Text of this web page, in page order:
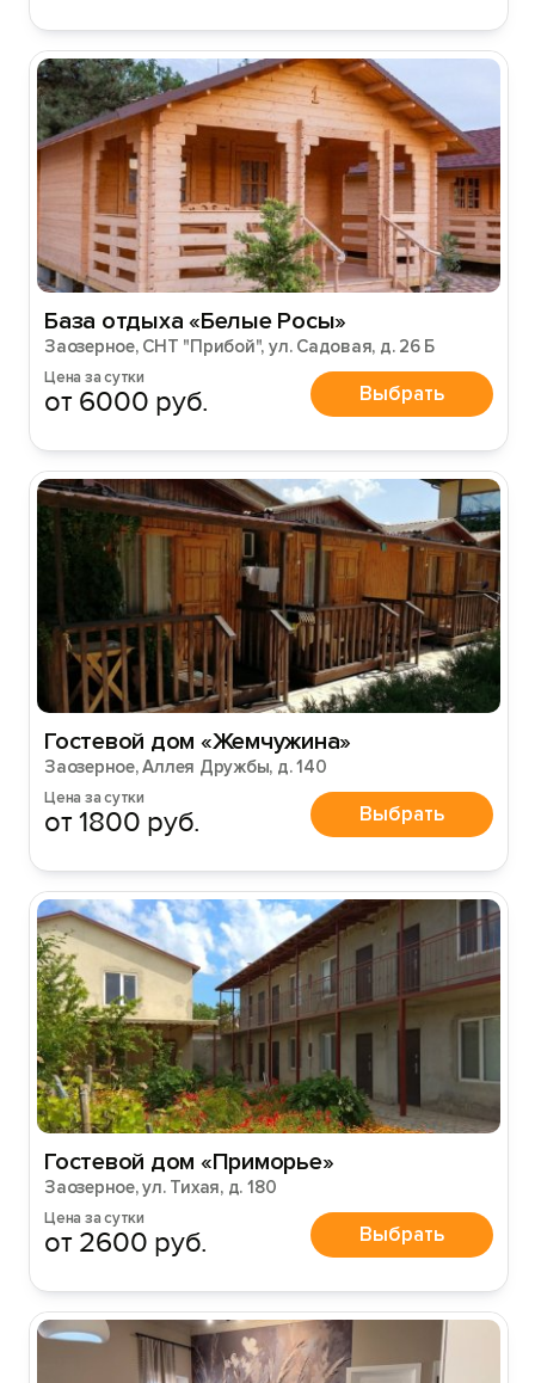
База отдыха «Белые Росы»
Заозерное, СНТ "Прибой", ул. Садовая, д. 26 Б
Цена за сутки
от 6000 руб. Выбрать
Гостевой дом «Жемчужина»
Заозерное, Аллея Дружбы, д. 140
Цена за сутки
от 1800 руб. Выбрать
Гостевой дом «Приморье»
Заозерное, ул. Тихая, д. 180
Цена за сутки
от 2600 руб. Выбрать